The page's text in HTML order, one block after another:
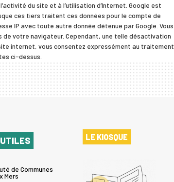
du site et à l’utilisation d’Internet. Google est
ces tiers traitent ces données pour le compte de
IP avec toute autre donnée détenue par Google. Vous
votre navigateur. Cependant, une telle désactivation
internet, vous consentez expressément au traitement
ci-dessus.
de Communes
Mers
LE KIOSQUE